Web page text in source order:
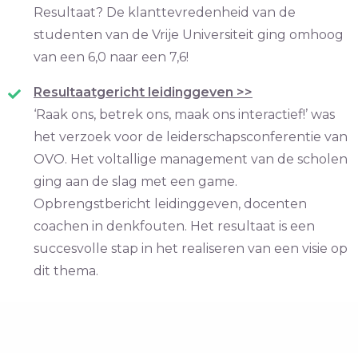
Resultaat? De klanttevredenheid van de
studenten van de Vrije Universiteit ging omhoog
van een 6,0 naar een 7,6!
Resultaatgericht leidinggeven >>
‘Raak ons, betrek ons, maak ons interactief!’ was
het verzoek voor de leiderschapsconferentie van
OVO. Het voltallige management van de scholen
ging aan de slag met een game.
Opbrengstbericht leidinggeven, docenten
coachen in denkfouten. Het resultaat is een
succesvolle stap in het realiseren van een visie op
dit thema.